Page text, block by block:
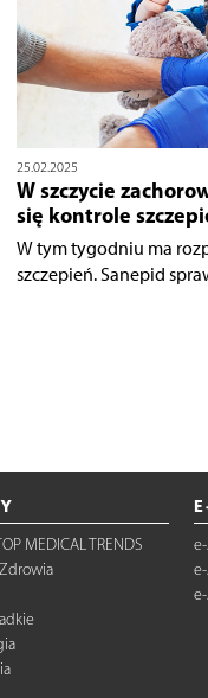
25.02.2025
W szczycie
się kontrole
W tym tygodniu ma
szczepień. Sanepid
MEDICAL TRENDS